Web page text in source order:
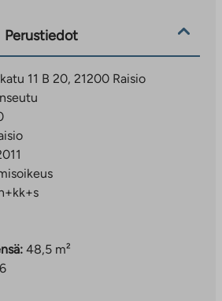
Perustiedot
11 B 20, 21200 Raisio
48,5 m²